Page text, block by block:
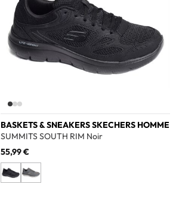
BASKETS & SNEAKERS SKECHERS HOMME
SUMMITS SOUTH RIM Noir
55,99 €